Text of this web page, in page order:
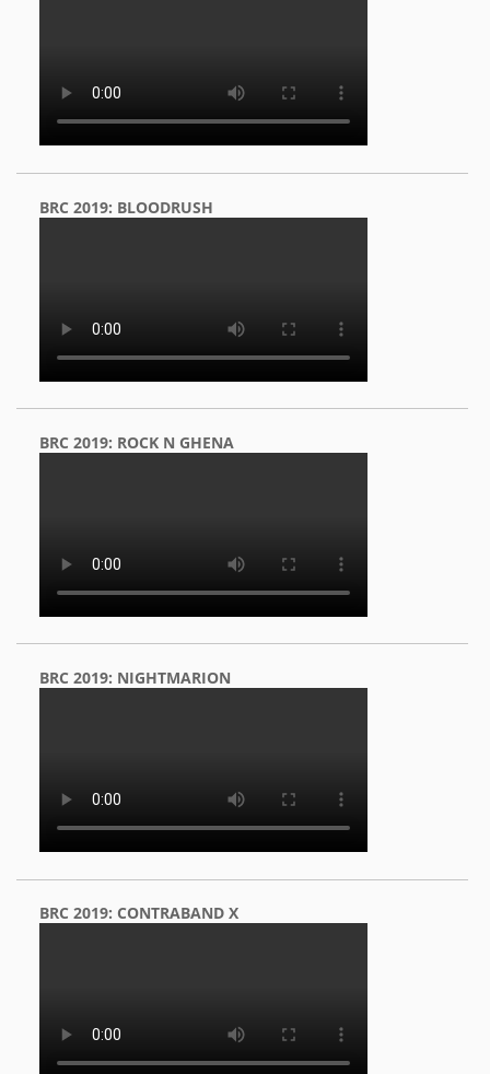
BRC 2019: BLOODRUSH
BRC 2019: ROCK N GHENA
BRC 2019: NIGHTMARION
BRC 2019: CONTRABAND X